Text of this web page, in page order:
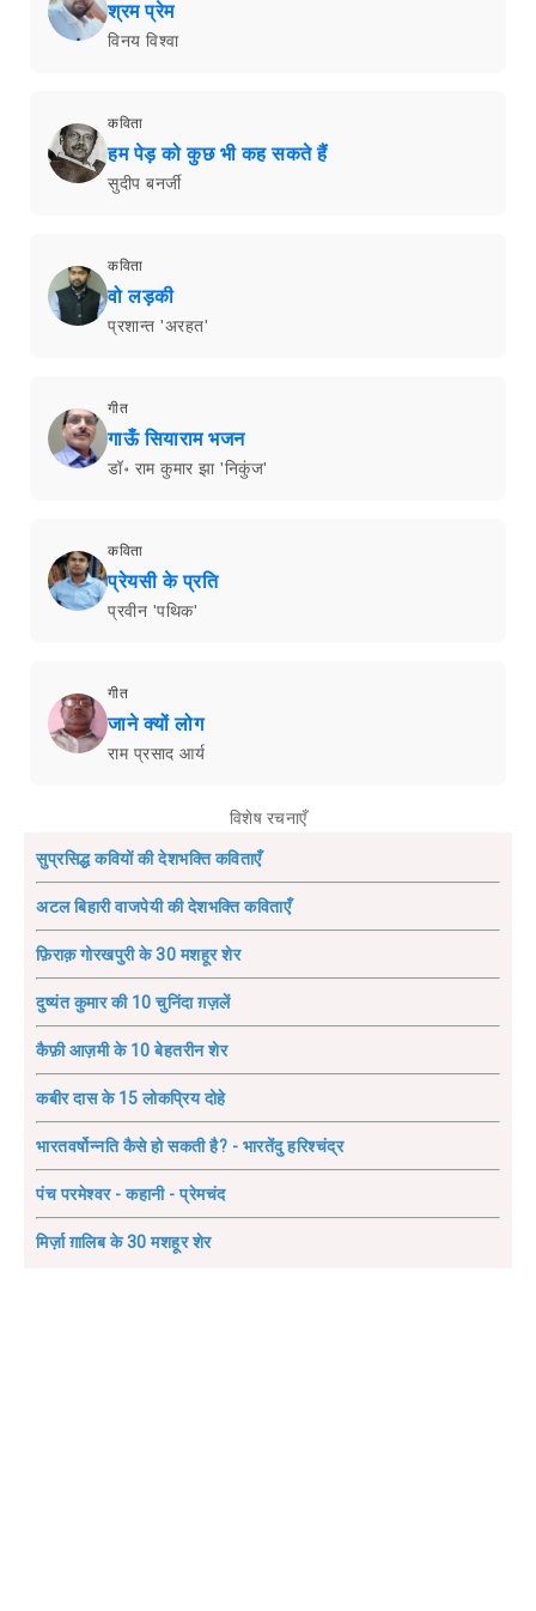
श्रम प्रेम
विनय विश्वा
कविता
हम पेड़ को कुछ भी कह सकते हैं
सुदीप बनर्जी
कविता
वो लड़की
प्रशान्त 'अरहत'
गीत
गाऊँ सियाराम भजन
डॉ॰ राम कुमार झा 'निकुंज'
कविता
प्रेयसी के प्रति
प्रवीन 'पथिक'
गीत
जाने क्यों लोग
राम प्रसाद आर्य
विशेष रचनाएँ
सुप्रसिद्ध कवियों की देशभक्ति कविताएँ
अटल बिहारी वाजपेयी की देशभक्ति कविताएँ
फ़िराक़ गोरखपुरी के 30 मशहूर शेर
दुष्यंत कुमार की 10 चुनिंदा ग़ज़लें
कैफ़ी आज़मी के 10 बेहतरीन शेर
कबीर दास के 15 लोकप्रिय दोहे
भारतवर्षोन्नति कैसे हो सकती है? - भारतेंदु हरिश्चंद्र
पंच परमेश्वर - कहानी - प्रेमचंद
मिर्ज़ा ग़ालिब के 30 मशहूर शेर